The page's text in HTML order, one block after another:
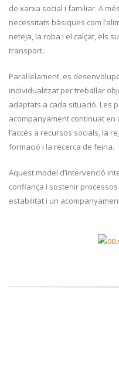
de xarxa social i familiar. A
necessitats bàsiques com
neteja, la roba i el calçat, els
transport.
Paral·lelament, es
individualitzat per treballar
adaptats a cada situació. Les
acompanyament continuat en
l’accés a recursos socials, la
formació i la recerca de feina.
Aquest model d’intervenció
confiança i sostenir
estabilitat i un